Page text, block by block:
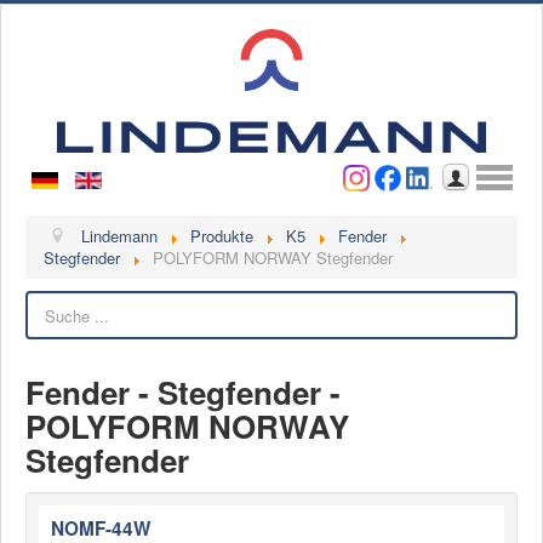
Benutzername
Lindemann
Ansprechpartner
Videos
Kontakt
Ansprechpartner
Kontaktformular
Lindemann Produkte K5
Fender
Stegfender
POLYFORM NORWAY Stegfender
Fender - Stegfender -
POLYFORM NORWAY
Stegfender
NOMF-44W